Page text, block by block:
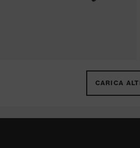
CARICA